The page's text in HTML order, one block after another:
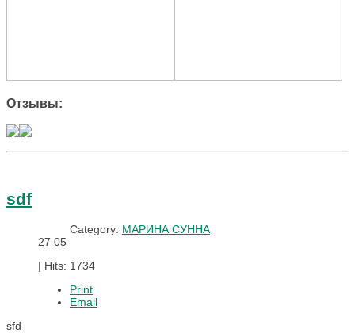
Отзывы:
sdf
Category: МАРИНА СУННА
27 05
| Hits: 1734
Print
Email
sfd